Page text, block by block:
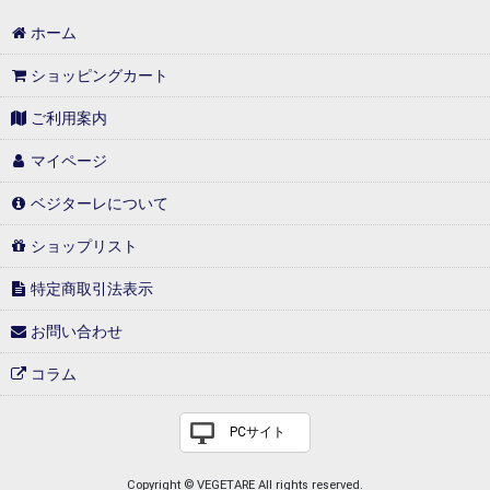
ホーム
ショッピングカート
ご利用案内
マイページ
ベジターレについて
ショップリスト
特定商取引法表示
お問い合わせ
コラム
PCサイト
Copyright © VEGETARE All rights reserved.